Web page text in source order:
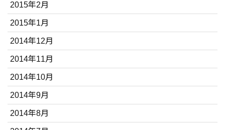
2015年2月
2015年1月
2014年12月
2014年11月
2014年10月
2014年9月
2014年8月